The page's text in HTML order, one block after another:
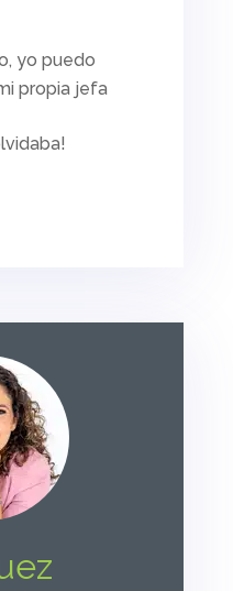
yo puedo
propia jefa